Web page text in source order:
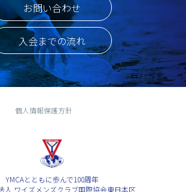
お問い合わせ
入会までの流れ
個人情報保護方針
YMCAとともに歩んで100周年
人 ワイズメンズクラブ国際協会東日本区